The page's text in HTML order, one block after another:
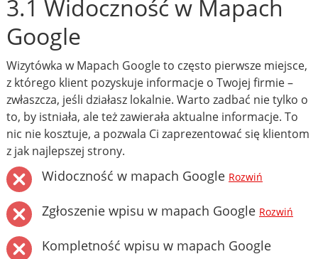
3.1 Widoczność w Mapach
Google
Wizytówka w Mapach Google to często pierwsze miejsce,
z którego klient pozyskuje informacje o Twojej firmie –
zwłaszcza, jeśli działasz lokalnie. Warto zadbać nie tylko o
to, by istniała, ale też zawierała aktualne informacje. To
nic nie kosztuje, a pozwala Ci zaprezentować się klientom
z jak najlepszej strony.
Widoczność w mapach Google Rozwiń
Zgłoszenie wpisu w mapach Google Rozwiń
Kompletność wpisu w mapach Google